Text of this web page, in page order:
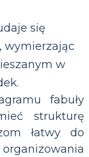
się
wymierzając
w
fabuły
strukturę
łatwy do